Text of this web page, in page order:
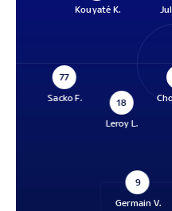
Kouyaté K.
77
Sacko F.
18
Leroy L.
9
Germain V.